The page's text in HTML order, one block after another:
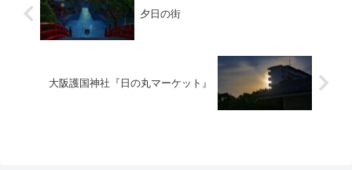
夕日の街
大阪護国神社『日の丸マーケット』